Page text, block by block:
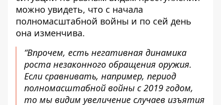
можно увидеть, что с начала
полномасштабной войны и по сей день
она изменчива.
“Впрочем, есть негативная динамика
роста незаконного обращения оружия.
Если сравнивать, например, период
полномасштабной войны с 2019 годом,
то мы видим увеличение случаев изъятия